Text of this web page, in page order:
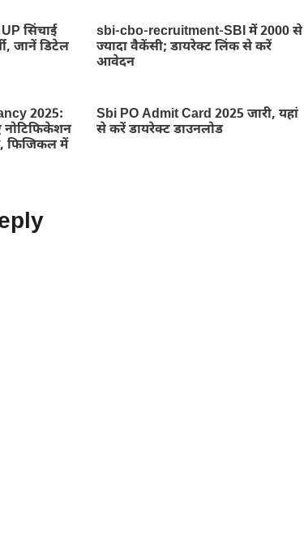
सिंचाई
जानें डिटेल
sbi-cbo-recruitment-SBI में 2000 से
ज्यादा वैकेंसी; डायरेक्ट लिंक से करें
आवेदन
2025:
नोटिफिकेशन
फिजिकल में
Sbi PO Admit Card 2025 जारी, यहां
से करें डायरेक्ट डाउनलोड